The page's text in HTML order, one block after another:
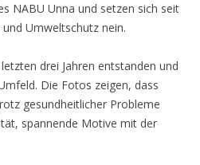
NABU Unna und setzen sich seit
Umweltschutz nein.
drei Jahren entstanden und
Die Fotos zeigen, dass
gesundheitlicher Probleme
spannende Motive mit der